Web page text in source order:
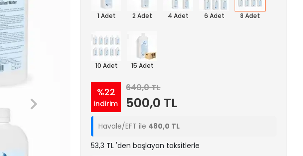
1 Adet 2 Adet 4 Adet 6 Adet 8 Adet
10 Adet 15 Adet
%22
indirim
640,0 TL
500,0 TL
Havale/EFT ile 480,0 TL
53,3 TL 'den başlayan taksitlerle